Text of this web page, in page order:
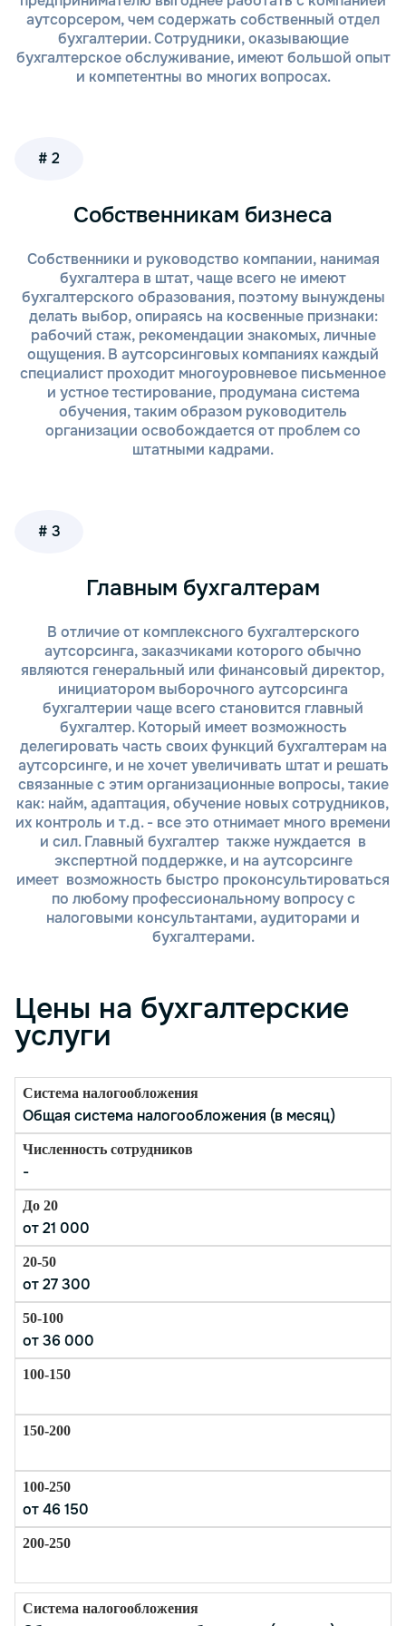
Комплексный подход. Мы предоставляем полный
спектр бухгалтерских услуг: от регистрации НКО
до сдачи отчетности и налогового
обслуживания. Вам не нужно искать
дополнительных специалистов — все вопросы
обеспечиваем своевременное выполнение всех
государственные структуры.
бухгалтерских услуг позволяет вам избежать
необходимости нанимать и обучать штатных
сотрудников. Вы получаете квалифицированную
помощь, не увеличивая затраты на содержание
бухгалтерии.
Персонализированный подход. Мы учитываем
все особенности вашей организации, чтобы
предложить оптимальные решения для ведения
учета и выполнения обязательств. Наши
специалисты всегда готовы проконсультировать
вас по актуальным вопросам.
ведении бухгалтерского учета и других
финансовых операций.
Обратившись в компанию «Тонкий и партнеры», вы
получаете не только качественные бухгалтерские
работать в строгом соответствии с
законодательством.
Как мы работаем?
Компания «Тонкий и партнеры» предоставляет
бухгалтерские услуги для некоммерческих
организаций, обеспечивая полный цикл
бухгалтерского сопровождения. Мы предлагаем
гибкий и удобный процесс сотрудничества,
который включает несколько ключевых этапов:
Первоначальная консультация. Мы начинаем с
бесплатной консультации, где вы расскажете о
своей организации и текущих задачах. Наши
специалисты помогут вам определить, какие
Оценка потребностей и составление
предложения. На основе вашей информации мы
подготавливаем индивидуальное предложение с
описанием необходимых услуг, сроков и
стоимости. Мы учитываем особенности вашей
организации и специфические требования.
Заключение договора. После согласования всех
деталей мы подписываем договор на
предоставление бухгалтерских услуг. Мы
строгом соответствии с условиями договора.
Ведение бухгалтерского учета. Наши
специалисты берут на себя все вопросы
бухгалтерии вашей НКО, включая ведение учета
доходов и расходов, работу с целевыми
средствами, расчет налогов и сборов. Мы
обеспечиваем своевременную сдачу отчетности
в налоговые органы и другие государственные
структуры.
Регулярные отчеты и консультации. Мы
предоставляем вам регулярные отчеты о
также проводим консультации по актуальным
вопросам бухгалтерского учета и
Поддержка и сопровождение. На протяжении
всего периода сотрудничества наши
специалисты всегда готовы оказать вам
поддержку, проконсультировать по вопросам
ведения бизнеса и налогообложения. Мы
гарантируем полное соблюдение всех
требований законодательства.
аутсорсером, чем содержать собственный отдел
бухгалтерии. Сотрудники, оказывающие
бухгалтерское обслуживание, имеют большой опыт
и компетентны во многих вопросах.
# 2
Собственникам бизнеса
Собственники и руководство компании, нанимая
бухгалтера в штат, чаще всего не имеют
бухгалтерского образования, поэтому вынуждены
делать выбор, опираясь на косвенные признаки:
рабочий стаж, рекомендации знакомых, личные
ощущения. В аутсорсинговых компаниях каждый
специалист проходит многоуровневое письменное
и устное тестирование, продумана система
обучения, таким образом руководитель
организации освобождается от проблем со
штатными кадрами.
# 3
Главным бухгалтерам
В отличие от комплексного бухгалтерского
аутсорсинга, заказчиками которого обычно
являются генеральный или финансовый директор,
инициатором выборочного аутсорсинга
бухгалтерии чаще всего становится главный
бухгалтер. Который имеет возможность
делегировать часть своих функций бухгалтерам на
аутсорсинге, и не хочет увеличивать штат и решать
связанные с этим организационные вопросы, такие
как: найм, адаптация, обучение новых сотрудников,
их контроль и т.д. - все это отнимает много времени
и сил. Главный бухгалтер также нуждается в
экспертной поддержке, и на аутсорсинге
имеет возможность быстро проконсультироваться
по любому профессиональному вопросу с
налоговыми консультантами, аудиторами и
бухгалтерами.
Цены на бухгалтерские
услуги
Общая система налогообложения (в месяц)
-
от 21 000
от 27 300
от 36 000
от 46 150